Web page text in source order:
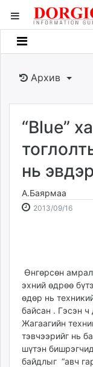
Мэдээллийн
Банк санхүү
Бизнес ААН
Төрийн
dorgio.mn
Gogo.mn
caak.mn
ikon.mn
mnb.mn
Livetv.mn
Eguur.mn
24tsag.mn
shuud.mn
Архив
“Blue”
нь
А.Баярмаа
2013/09/162013-
Өнгөрсөн
эхний өдрөө
өдөр нь
байсан . Гэсэн ч
Жагаагийн
тэвчээрийг нь
шүтэн
байдлыг “авч